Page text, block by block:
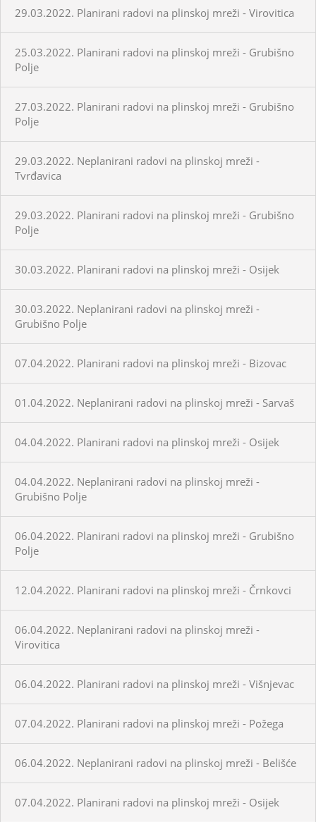
29.03.2022. Planirani radovi na plinskoj mreži - Virovitica
25.03.2022. Planirani radovi na plinskoj mreži - Grubišno
Polje
27.03.2022. Planirani radovi na plinskoj mreži - Grubišno
Polje
29.03.2022. Neplanirani radovi na plinskoj mreži -
Tvrđavica
29.03.2022. Planirani radovi na plinskoj mreži - Grubišno
Polje
30.03.2022. Planirani radovi na plinskoj mreži - Osijek
30.03.2022. Neplanirani radovi na plinskoj mreži -
Grubišno Polje
07.04.2022. Planirani radovi na plinskoj mreži - Bizovac
01.04.2022. Neplanirani radovi na plinskoj mreži - Sarvaš
04.04.2022. Planirani radovi na plinskoj mreži - Osijek
04.04.2022. Neplanirani radovi na plinskoj mreži -
Grubišno Polje
06.04.2022. Planirani radovi na plinskoj mreži - Grubišno
Polje
12.04.2022. Planirani radovi na plinskoj mreži - Črnkovci
06.04.2022. Neplanirani radovi na plinskoj mreži -
Virovitica
06.04.2022. Planirani radovi na plinskoj mreži - Višnjevac
07.04.2022. Planirani radovi na plinskoj mreži - Požega
06.04.2022. Neplanirani radovi na plinskoj mreži - Belišće
07.04.2022. Planirani radovi na plinskoj mreži - Osijek